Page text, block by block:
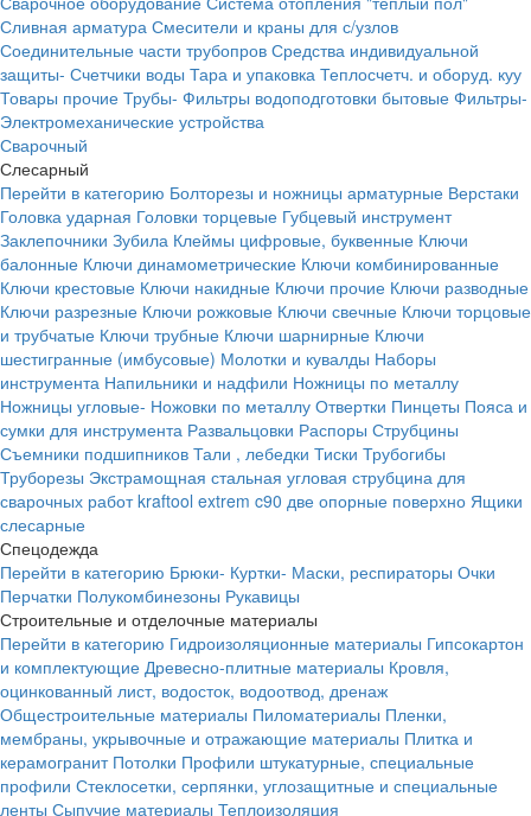
Сливная арматура Смесители и краны для с/узлов
Соединительные части трубопров Средства индивидуальной
защиты- Счетчики воды Тара и упаковка Теплосчетч. и оборуд. куу
Товары прочие Трубы- Фильтры водоподготовки бытовые Фильтры-
Электромеханические устройства
Сварочный
Слесарный
Перейти в категорию Болторезы и ножницы арматурные Верстаки
Головка ударная Головки торцевые Губцевый инструмент
Заклепочники Зубила Клеймы цифровые, буквенные Ключи
балонные Ключи динамометрические Ключи комбинированные
Ключи крестовые Ключи накидные Ключи прочие Ключи разводные
Ключи разрезные Ключи рожковые Ключи свечные Ключи торцовые
и трубчатые Ключи трубные Ключи шарнирные Ключи
шестигранные (имбусовые) Молотки и кувалды Наборы
инструмента Напильники и надфили Ножницы по металлу
Ножницы угловые- Ножовки по металлу Отвертки Пинцеты Пояса и
сумки для инструмента Развальцовки Распоры Струбцины
Съемники подшипников Тали , лебедки Тиски Трубогибы
Труборезы Экстрамощная стальная угловая струбцина для
сварочных работ kraftool extrem c90 две опорные поверхно Ящики
слесарные
Спецодежда
Перейти в категорию Брюки- Куртки- Маски, респираторы Очки
Перчатки Полукомбинезоны Рукавицы
Строительные и отделочные материалы
Перейти в категорию Гидроизоляционные материалы Гипсокартон
и комплектующие Древесно-плитные материалы Кровля,
оцинкованный лист, водосток, водоотвод, дренаж
Общестроительные материалы Пиломатериалы Пленки,
мембраны, укрывочные и отражающие материалы Плитка и
керамогранит Потолки Профили штукатурные, специальные
профили Стеклосетки, серпянки, углозащитные и специальные
ленты Сыпучие материалы Теплоизоляция